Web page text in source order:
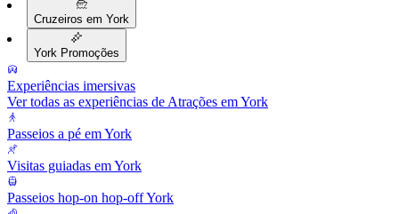
Cruzeiros em York
York Promoções
Experiências imersivas
Ver todas as experiências de Atrações em York
Passeios a pé em York
Visitas guiadas em York
Passeios hop-on hop-off York